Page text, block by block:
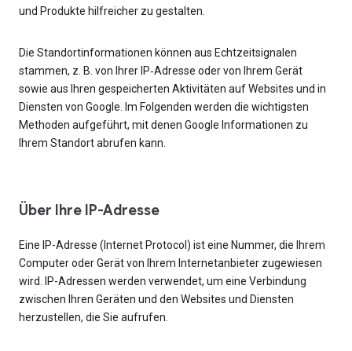
und Produkte hilfreicher zu gestalten.
Die Standortinformationen können aus Echtzeitsignalen
stammen, z. B. von Ihrer IP‑Adresse oder von Ihrem Gerät
sowie aus Ihren gespeicherten Aktivitäten auf Websites und in
Diensten von Google. Im Folgenden werden die wichtigsten
Methoden aufgeführt, mit denen Google Informationen zu
Ihrem Standort abrufen kann.
Über Ihre IP-Adresse
Eine IP-Adresse (Internet Protocol) ist eine Nummer, die Ihrem
Computer oder Gerät von Ihrem Internetanbieter zugewiesen
wird. IP-Adressen werden verwendet, um eine Verbindung
zwischen Ihren Geräten und den Websites und Diensten
herzustellen, die Sie aufrufen.